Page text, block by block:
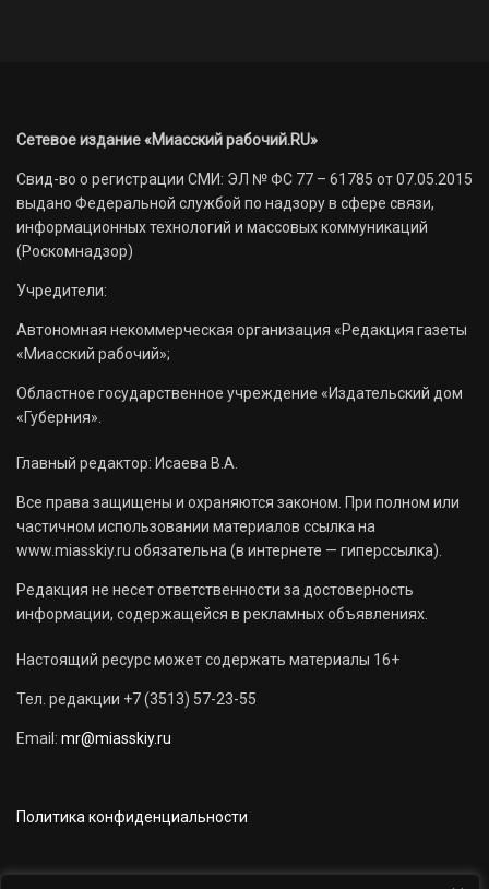
Сетевое издание «Миасский рабочий.RU»
Свид-во о регистрации СМИ: ЭЛ № ФС 77 – 61785 от 07.05.2015
выдано Федеральной службой по надзору в сфере связи,
информационных технологий и массовых коммуникаций
(Роскомнадзор)
Учредители:
Автономная некоммерческая организация «Редакция газеты
«Миасский рабочий»;
Областное государственное учреждение «Издательский дом
«Губерния».
Главный редактор: Исаева В.А.
Все права защищены и охраняются законом. При полном или
частичном использовании материалов ссылка на
www.miasskiy.ru обязательна (в интернете — гиперссылка).
Редакция не несет ответственности за достоверность
информации, содержащейся в рекламных объявлениях.
Настоящий ресурс может содержать материалы 16+
Тел. редакции +7 (3513) 57-23-55
Email: mr@miasskiy.ru
Политика конфиденциальности